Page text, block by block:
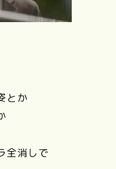
とか
全消しで